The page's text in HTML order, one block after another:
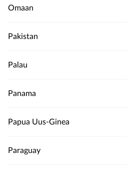
Omaan
Pakistan
Palau
Panama
Papua Uus-Ginea
Paraguay